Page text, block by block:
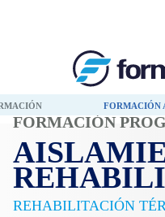
FORMACIÓN
FORMACIÓN
REHABILITACIÓN